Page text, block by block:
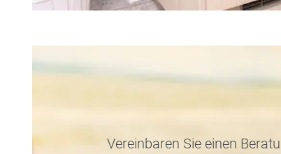
Vereinbaren Sie einen